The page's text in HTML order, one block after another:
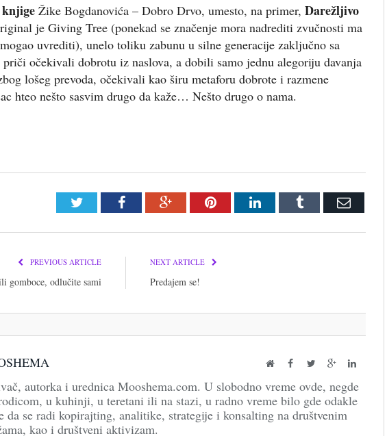
knjige Žike Bogdanovića – Dobro Drvo, umesto, na primer, Darežljivo
je Giving Tree (ponekad se značenje mora nadrediti zvučnosti ma
uvrediti), unelo toliku zabunu u silne generacije zaključno sa
očekivali dobrotu iz naslova, a dobili samo jednu alegoriju davanja
lošeg prevoda, očekivali kao širu metaforu dobrote i razmene
hteo nešto sasvim drugo da kaže… Nešto drugo o nama.
TwitterFacebookGoogle+PinterestLinkedInTumblr Email
PREVIOUS ARTICLE
gomboce, odlučite sami
NEXT ARTICLE
Predajem se!
WebsiteFacebook
TwitterGoogle+LinkedIn
autorka i urednica Mooshema.com. U slobodno vreme ovde, negde
u kuhinji, u teretani ili na stazi, u radno vreme bilo gde odakle
da se radi kopirajting, analitike, strategije i konsalting na društvenim
kao i društveni aktivizam.